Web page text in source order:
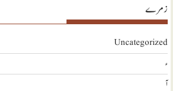
زمرے
Uncategorized
ء
آ